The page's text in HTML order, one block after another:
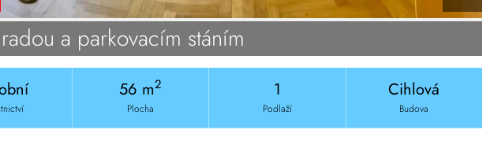
a parkovacím stáním
56 m2
Plocha
1
Podlaží
Cihlová
Budova